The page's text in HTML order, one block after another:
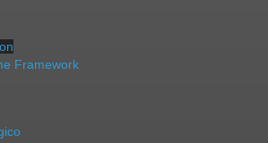
Framework